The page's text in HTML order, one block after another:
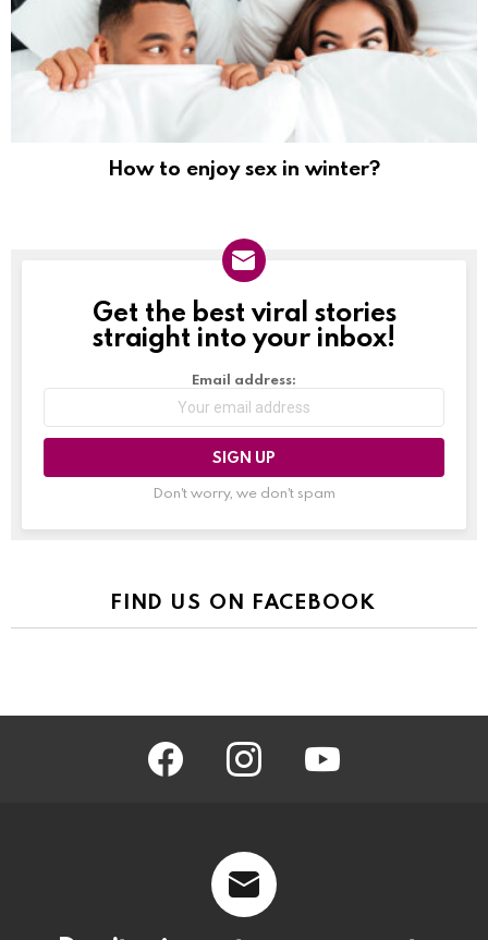
How to enjoy sex in winter?
NEWSLETTER
Get the best viral stories
straight into your inbox!
Email address:
Don't worry, we don't spam
FIND US ON FACEBOOK
facebook instagram youtube